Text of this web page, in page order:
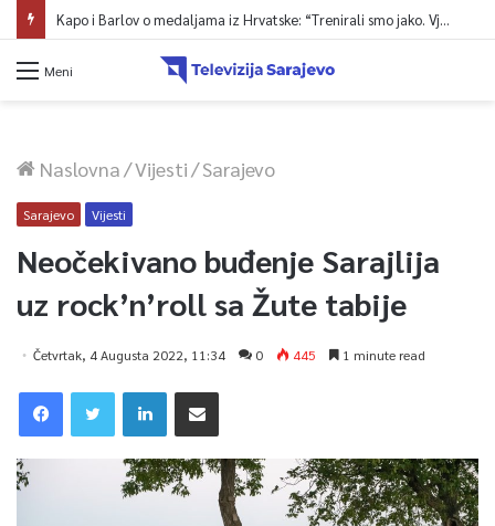
Kapo i Barlov o medaljama iz Hrvatske: “Trenirali smo jako. Vjerovali smo”
Meni
Naslovna/Vijesti/Sarajevo
Sarajevo Vijesti
Neočekivano buđenje Sarajlija
uz rock’n’roll sa Žute tabije
Četvrtak, 4 Augusta 2022, 11:34 0 445 1 minute read